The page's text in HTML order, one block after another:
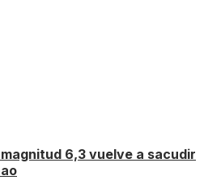
6,3 vuelve a sacudir